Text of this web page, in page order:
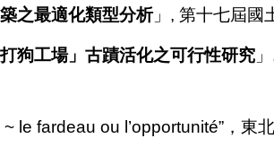
之最適化類型分析」, 第十七屆國
打狗工場」古蹟活化之可行性研究
le fardeau ou l’opportunité”，東